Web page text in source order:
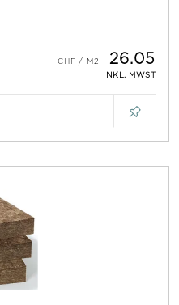
26.05
INKL. MWST